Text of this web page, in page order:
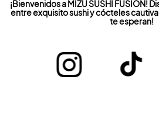
¡Bienvenidos a MIZÚ SUSHI FUSION!
entre exquisito sushi y cócteles
te esperan!